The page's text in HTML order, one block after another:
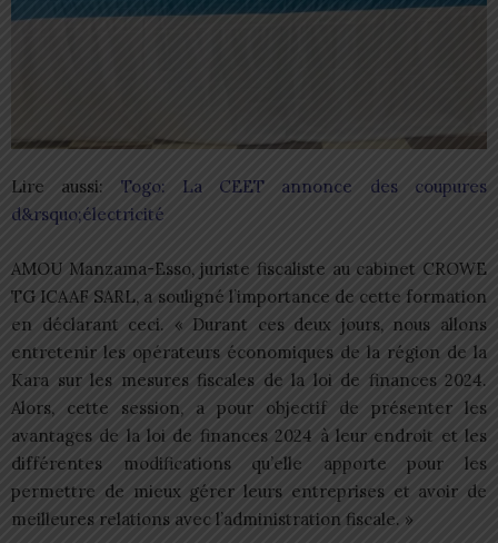
Lire aussi: Togo: La CEET annonce des coupures
d&rsquo;électricité
AMOU Manzama-Esso, juriste fiscaliste au cabinet CROWE
TG ICAAF SARL, a souligné l’importance de cette formation
en déclarant ceci. « Durant ces deux jours, nous allons
entretenir les opérateurs économiques de la région de la
Kara sur les mesures fiscales de la loi de finances 2024.
Alors, cette session, a pour objectif de présenter les
avantages de la loi de finances 2024 à leur endroit et les
différentes modifications qu’elle apporte pour les
permettre de mieux gérer leurs entreprises et avoir de
meilleures relations avec l’administration fiscale. »